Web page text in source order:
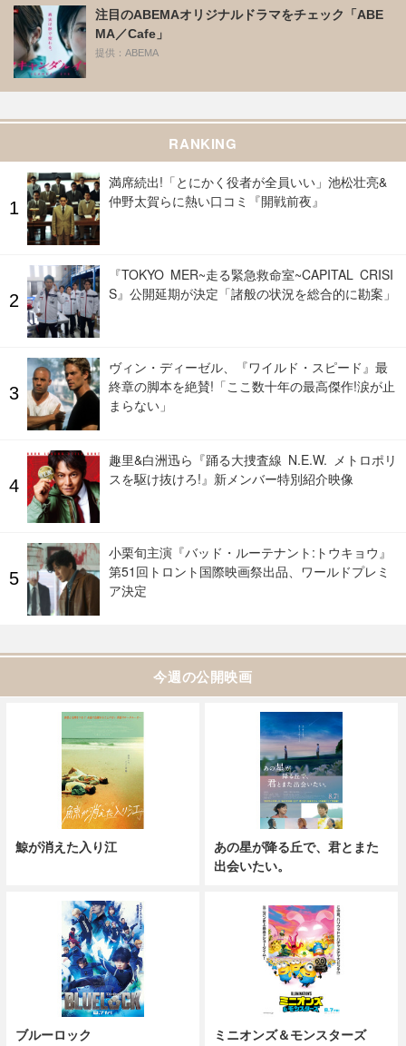
注目のABEMAオリジナルドラマをチェック「ABE
MA／Cafe」
提供：ABEMA
RANKING
満席続出!「とにかく役者が全員いい」池松壮亮&
仲野太賀らに熱い口コミ『開戦前夜』
『TOKYO MER~走る緊急救命室~CAPITAL CRISI
S』公開延期が決定「諸般の状況を総合的に勘案」
ヴィン・ディーゼル、『ワイルド・スピード』最
終章の脚本を絶賛!「ここ数十年の最高傑作!涙が止
まらない」
趣里&白洲迅ら『踊る大捜査線 N.E.W. メトロポリ
スを駆け抜けろ!』新メンバー特別紹介映像
小栗旬主演『バッド・ルーテナント:トウキョウ』
第51回トロント国際映画祭出品、ワールドプレミ
ア決定
今週の公開映画
鯨が消えた入り江
あの星が降る丘で、君とまた
出会いたい。
ブルーロック ミニオンズ＆モンスターズ